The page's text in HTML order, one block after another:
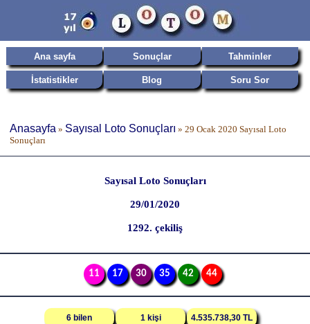
Ana sayfa Sonuçlar Tahminler
İstatistikler Blog Soru Sor
Anasayfa » Sayısal Loto Sonuçları » 29 Ocak 2020 Sayısal Loto
Sonuçları
Sayısal Loto Sonuçları
29/01/2020
1292. çekiliş
11 17 30 35 42 44
6 bilen 1 kişi 4.535.738,30 TL